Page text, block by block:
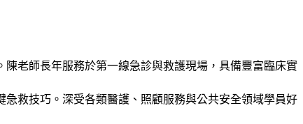
老師長年服務於第一線急診與救護現場，具備豐富臨床實
救技巧。深受各類醫護、照顧服務與公共安全領域學員好